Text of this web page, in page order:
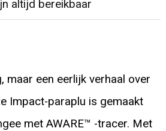
altijd bereikbaar
maar een eerlijk verhaal over
Impact-paraplu is gemaakt
met AWARE™ -tracer. Met